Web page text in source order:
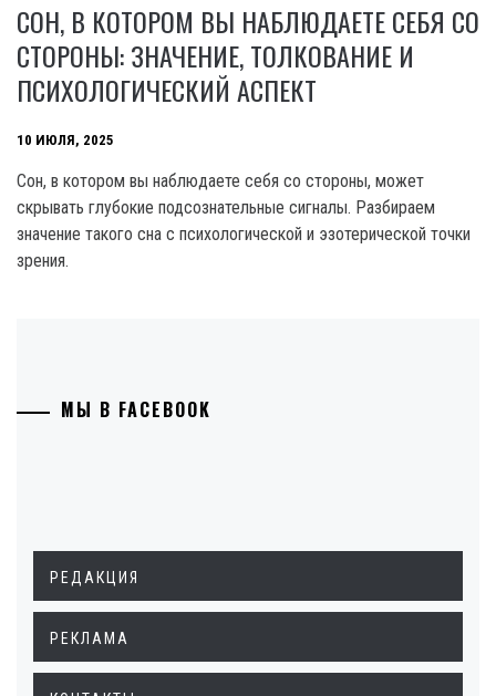
СОН, В КОТОРОМ ВЫ НАБЛЮДАЕТЕ СЕБЯ СО
СТОРОНЫ: ЗНАЧЕНИЕ, ТОЛКОВАНИЕ И
ПСИХОЛОГИЧЕСКИЙ АСПЕКТ
10 ИЮЛЯ, 2025
Сон, в котором вы наблюдаете себя со стороны, может
скрывать глубокие подсознательные сигналы. Разбираем
значение такого сна с психологической и эзотерической точки
зрения.
МЫ В FACEBOOK
РЕДАКЦИЯ
РЕКЛАМА